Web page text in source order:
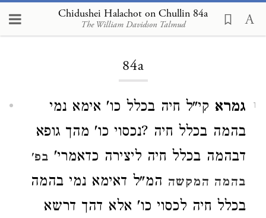
Chidushei Halachot on Chullin 84a
The William Davidson Talmud
Loading...
84a
1 גמרא קי"ל חיה בכלל כו' אימא נמי
בהמה בכלל חיה ?נכסוי כו' מהך גופא
דבהמה בכלל חיה ליצירה כדאמרי' בפ'
בהמה המקשה המ"ל דאימא נמי בהמה
בכלל חיה לכסוי כו' אלא דהך דרשא